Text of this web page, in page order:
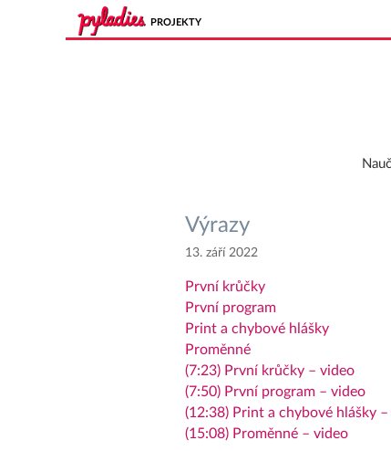
PROJEKTY
Výrazy
13. září 2022
První krůčky
První program
Print a chybové hlášky
Proměnné
(7:23) První krůčky – video
(7:50) První program – video
(12:38) Print a chybové hlášky
(15:08) Proměnné – video